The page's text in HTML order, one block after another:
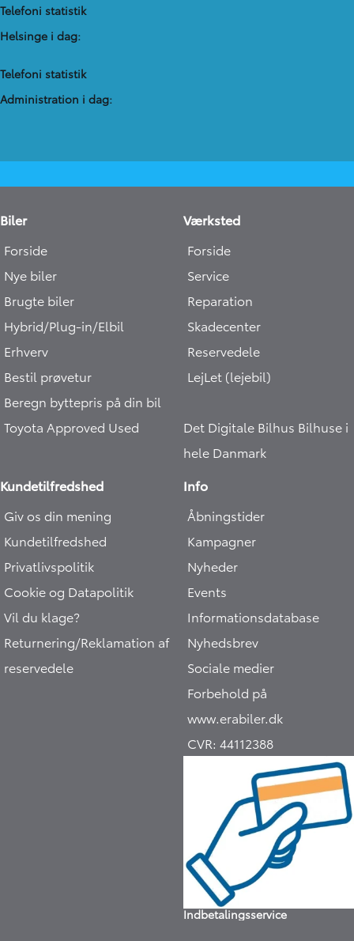
Telefoni statistik
Helsinge i dag:
Telefoni statistik
Administration​ i dag:
Biler
Forside
Nye biler
Brugte biler
Hybrid/Plug-in/Elbil
Erhverv
Bestil prøvetur
Beregn byttepris på din bil
Toyota Approved Used
Værksted
Forside
Service
Reparation
Skadecenter
Reservedele
LejLet (lejebil)
Det Digitale Bilhus Bilhuse i
hele Danmark
Kundetilfredshed
Giv os din mening
Kundetilfredshed
Privatlivspolitik
Cookie og Datapolitik
Vil du klage?
Returnering/Reklamation af
reservedele
Info
Åbningstider
Kampagner
Nyheder
Events
Informationsdatabase
Nyhedsbrev
Sociale medier
Forbehold på
www.erabiler.dk
CVR:44112388
Indbetalingsservice